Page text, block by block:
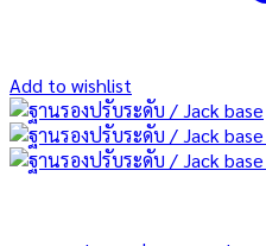
Add to wishlist